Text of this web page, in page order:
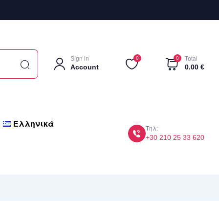
Sign in
Account
0 0 Total
0.00 €
Ελληνικά Τηλ:
+30 210 25 33 620